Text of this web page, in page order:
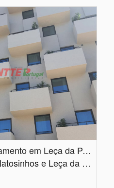
T1 novo para arrendamento em Leça da Palmeira
Porto, Matosinhos, Matosinhos e Leça da Palmeira